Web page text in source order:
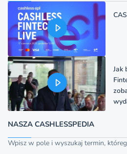
Jak
NASZA CASHLESSPEDIA
Wpisz w pole i wyszukaj termin,